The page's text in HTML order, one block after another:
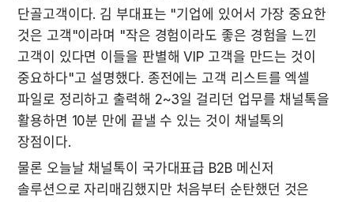
단골고객이다. 김 부대표는 "기업에 있어서 가장 중요한
것은 고객"이라며 "작은 경험이라도 좋은 경험을 느낀
고객이 있다면 이들을 판별해 VIP 고객을 만드는 것이
중요하다"고 설명했다. 종전에는 고객 리스트를 엑셀
파일로 정리하고 출력해 2~3일 걸리던 업무를 채널톡을
활용하면 10분 만에 끝낼 수 있는 것이 채널톡의
장점이다.
물론 오늘날 채널톡이 국가대표급 B2B 메신저
솔루션으로 자리매김했지만 처음부터 순탄했던 것은